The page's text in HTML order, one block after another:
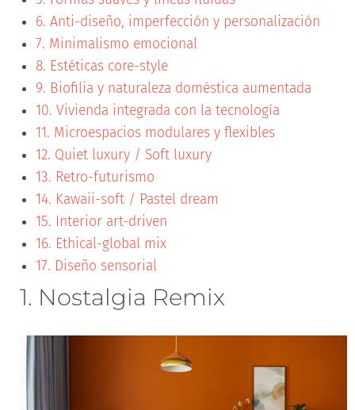
6. Anti-diseño, imperfección y personalización
7. Minimalismo emocional
8. Estéticas core-style
9. Biofilia y naturaleza doméstica aumentada
10. Vivienda integrada con la tecnología
11. Microespacios modulares y flexibles
12. Quiet luxury / Soft luxury
13. Retro-futurismo
14. Kawaii-soft / Pastel dream
15. Interior art-driven
16. Ethical-global mix
17. Diseño sensorial
1. Nostalgia Remix